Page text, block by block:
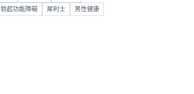
勃起功能障礙 犀利士 男性健康